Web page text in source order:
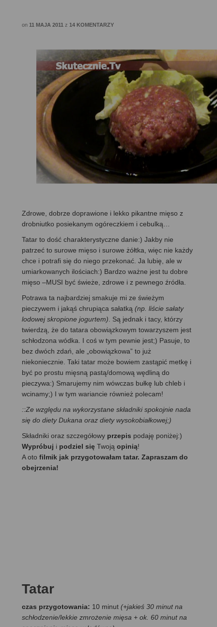
on 11 MAJA 2011 z 14 KOMENTARZY
Zdrowe, dobrze doprawione i lekko pikantne mięso z
drobniutko posiekanym ogóreczkiem i cebulką…
Tatar to dość charakterystyczne danie:) Jakby nie
patrzeć to surowe mięso i surowe żółtka, więc nie każdy
chce i potrafi się do niego przekonać. Ja lubię, ale w
umiarkowanych ilościach:) Bardzo ważne jest tu dobre
mięso –MUSI być świeże, zdrowe i z pewnego źródła.
Potrawa ta najbardziej smakuje mi ze świeżym
pieczywem i jakąś chrupiąca sałatką (np. liście sałaty
lodowej skropione jogurtem) . Są jednak i tacy, którzy
twierdzą, że do tatara obowiązkowym towarzyszem jest
schłodzona wódka. I coś w tym pewnie jest;) Pasuje, to
bez dwóch zdań, ale „obowiązkowa” to już
niekoniecznie. Taki tatar może bowiem zastąpić metkę i
być po prostu mięsną pastą/domową wędliną do
pieczywa:) Smarujemy nim wówczas bułkę lub chleb i
wcinamy;) I w tym wariancie również polecam!
::Ze względu na wykorzystane składniki spokojnie nada
się do diety Dukana oraz diety wysokobiałkowej;)
Składniki oraz szczegółowy przepis podaję poniżej:)
Wypróbuj i podziel się Twoją opinią!
A oto filmik jak przygotowałam tatar. Zapraszam do
obejrzenia!
Tatar
czas przygotowania: 10 minut (+jakieś 30 minut na
schłodzenie/lekkie zmrożenie mięsa + ok. 60 minut na